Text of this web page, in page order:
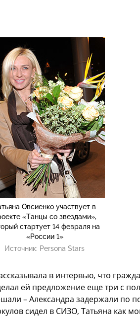
Овсиенко участвует в
«Танцы со звездами»,
стартует 14 февраля на
«России 1»
Источник: Persona Stars
в интервью, что
ей предложение еще три с
– Александра задержали по
сидел в СИЗО, Татьяна как